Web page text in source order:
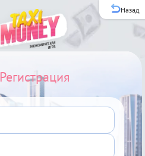
Назад
Регистрация